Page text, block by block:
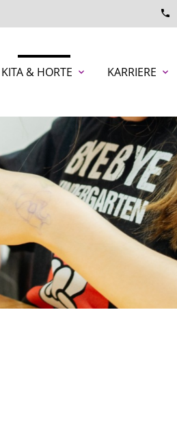
phone
KITA & HORTE expand_more KARRIERE expand_more